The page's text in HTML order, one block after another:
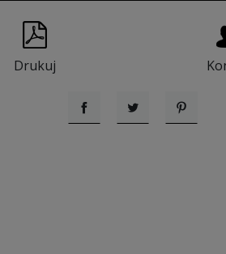
Drukuj
UdostępnijTweetuj